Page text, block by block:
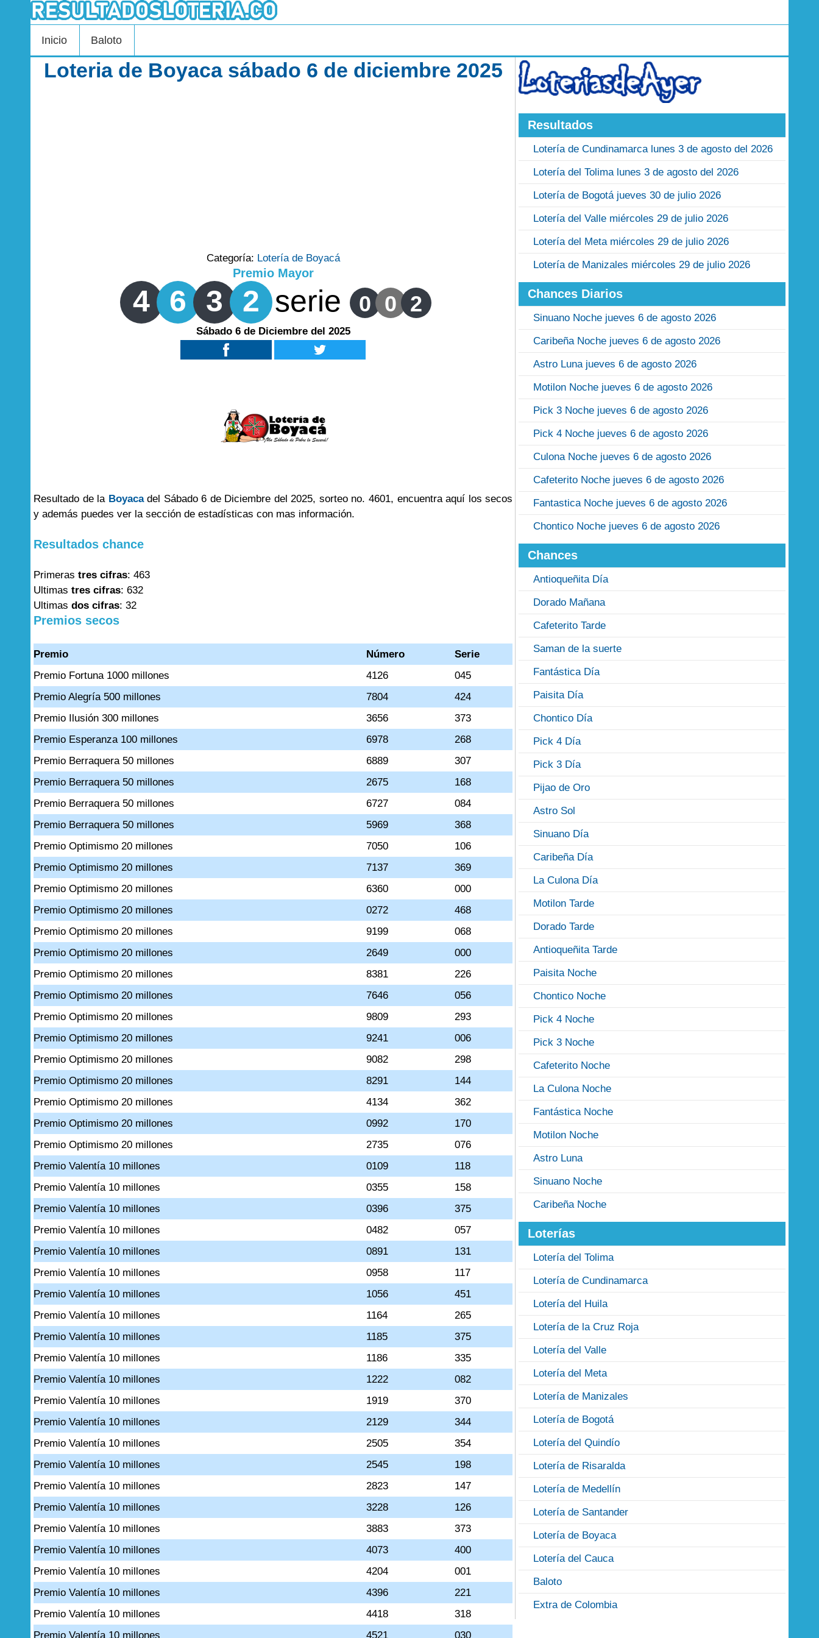
Inicio Baloto
Loteria de Boyaca sábado 6 de diciembre 2025
Categoría: Lotería de Boyacá
Premio Mayor
4 6 3 2 serie 0 0 2
Sábado 6 de Diciembre del 2025
Resultado de la Boyacadel Sábado 6 de Diciembre del 2025, sorteo no. 4601, encuentra aquí los secos
y además puedes ver la sección de estadísticas con mas información.
Resultados chance
Primeras tres cifras: 463
Ultimas tres cifras: 632
Ultimas dos cifras: 32
Premios secos
Premio Número
Serie
Premio Fortuna 1000 millones
4126
045
Premio Alegría 500 millones
7804
424
Premio Ilusión 300 millones
3656
373
Premio Esperanza 100 millones
6978
268
Premio Berraquera 50 millones
6889
307
Premio Berraquera 50 millones
2675
168
Premio Berraquera 50 millones
6727
084
Premio Berraquera 50 millones
5969
368
Premio Optimismo 20 millones
7050
106
Premio Optimismo 20 millones
7137
369
Premio Optimismo 20 millones
6360
000
Premio Optimismo 20 millones
0272
468
Premio Optimismo 20 millones
9199
068
Premio Optimismo 20 millones
2649
000
Premio Optimismo 20 millones
8381
226
Premio Optimismo 20 millones
7646
056
Premio Optimismo 20 millones
9809
293
Premio Optimismo 20 millones
9241
006
Premio Optimismo 20 millones
9082
298
Premio Optimismo 20 millones
8291
144
Premio Optimismo 20 millones
4134
362
Premio Optimismo 20 millones
0992
170
Premio Optimismo 20 millones
2735
076
Premio Valentía 10 millones
0109
118
Premio Valentía 10 millones
0355
158
Premio Valentía 10 millones
0396
375
Premio Valentía 10 millones
0482
057
Premio Valentía 10 millones
0891
131
Premio Valentía 10 millones
0958
117
Premio Valentía 10 millones
1056
451
Premio Valentía 10 millones
1164
265
Premio Valentía 10 millones
1185
375
Premio Valentía 10 millones
1186
335
Premio Valentía 10 millones
1222
082
Premio Valentía 10 millones
1919
370
Premio Valentía 10 millones
2129
344
Premio Valentía 10 millones
2505
354
Premio Valentía 10 millones
2545
198
Premio Valentía 10 millones
2823
147
Premio Valentía 10 millones
3228
126
Premio Valentía 10 millones
3883
373
Premio Valentía 10 millones
4073
400
Premio Valentía 10 millones
4204
001
Premio Valentía 10 millones
4396
221
Premio Valentía 10 millones
4418
318
Premio Valentía 10 millones
4521 030
Resultados
Lotería de Cundinamarca lunes 3 de agosto del 2026
Lotería del Tolima lunes 3 de agosto del 2026
Lotería de Bogotá jueves 30 de julio 2026
Lotería del Valle miércoles 29 de julio 2026
Lotería del Meta miércoles 29 de julio 2026
Lotería de Manizales miércoles 29 de julio 2026
Chances Diarios
Sinuano Noche jueves 6 de agosto 2026
Caribeña Noche jueves 6 de agosto 2026
Astro Luna jueves 6 de agosto 2026
Motilon Noche jueves 6 de agosto 2026
Pick 3 Noche jueves 6 de agosto 2026
Pick 4 Noche jueves 6 de agosto 2026
Culona Noche jueves 6 de agosto 2026
Cafeterito Noche jueves 6 de agosto 2026
Fantastica Noche jueves 6 de agosto 2026
Chontico Noche jueves 6 de agosto 2026
Chances
Antioqueñita Día
Dorado Mañana
Cafeterito Tarde
Saman de la suerte
Fantástica Día
Paisita Día
Chontico Día
Pick 4 Día
Pick 3 Día
Pijao de Oro
Astro Sol
Sinuano Día
Caribeña Día
La Culona Día
Motilon Tarde
Dorado Tarde
Antioqueñita Tarde
Paisita Noche
Chontico Noche
Pick 4 Noche
Pick 3 Noche
Cafeterito Noche
La Culona Noche
Fantástica Noche
Motilon Noche
Astro Luna
Sinuano Noche
Caribeña Noche
Loterías
Lotería del Tolima
Lotería de Cundinamarca
Lotería del Huila
Lotería de la Cruz Roja
Lotería del Valle
Lotería del Meta
Lotería de Manizales
Lotería de Bogotá
Lotería del Quindío
Lotería de Risaralda
Lotería de Medellín
Lotería de Santander
Lotería de Boyaca
Lotería del Cauca
Baloto
Extra de Colombia